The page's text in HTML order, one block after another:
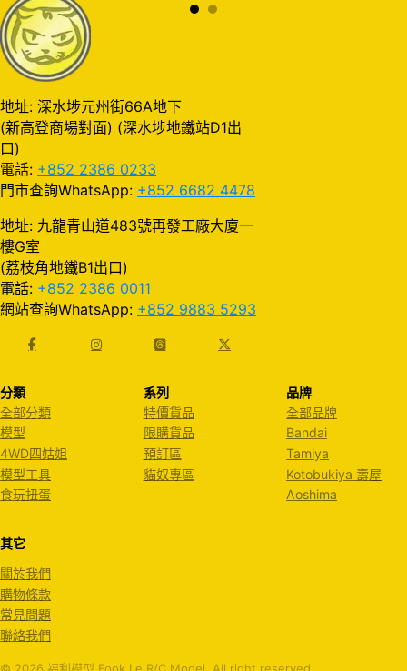
地址: 深水埗元州街66A地下
(新高登商場對面) (深水埗地鐵站D1出
口)
電話: +852 2386 0233
門市查詢WhatsApp: +852 6682 4478
地址: 九龍青山道483號再發工廠大廈一
樓G室
(荔枝角地鐵B1出口)
電話: +852 2386 0011
網站查詢WhatsApp: +852 9883 5293
分類
全部分類
模型
4WD四姑姐
模型工具
食玩扭蛋
系列
特價貨品
限購貨品
預訂區
貓奴專區
品牌
全部品牌
Bandai
Tamiya
Kotobukiya 壽屋
Aoshima
其它
關於我們
購物條款
常見問題
聯絡我們